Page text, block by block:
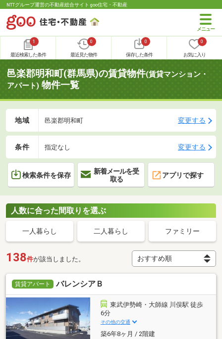
NTTグループ運営の不動産総合サイト goo住宅・不動産
1
最近検索した条件
0
最近見た物件
0
保存した条件
0
お気に入り
邑楽郡明和町(群馬県)の賃貸物件(賃貸マンション・
アパート) 物件一覧
地域 邑楽郡明和町 変更する
条件 指定なし 変更する
検索条件を保存
新着メールを受
取る
アプリで探す
人数に合った間取りを選ぶ
一人暮らし 二人暮らし ファミリー
138件が該当しました。
賃貸アパート バレンシアＢ
東武伊勢崎・大師線 川俣駅 徒歩
6分
その他の交通
築6年8ヶ月 / 2階建